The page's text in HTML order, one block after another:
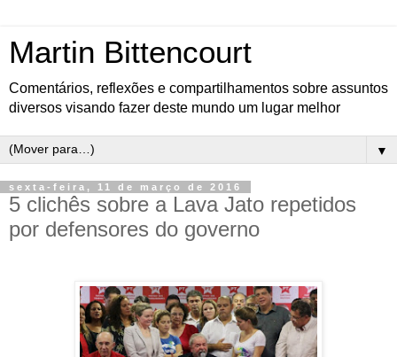
Martin Bittencourt
Comentários, reflexões e compartilhamentos sobre assuntos
diversos visando fazer deste mundo um lugar melhor
▼
sexta-feira, 11 de março de 2016
5 clichês sobre a Lava Jato repetidos
por defensores do governo